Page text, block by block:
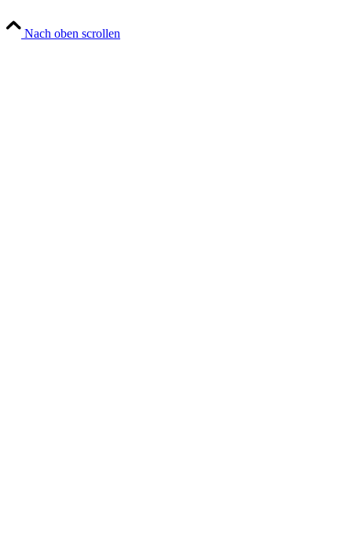
Nach oben scrollen